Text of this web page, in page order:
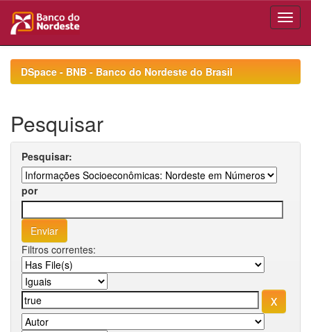
navigationDSpace - BNB - Banco do Nordeste do Brasil
Pesquisar
Pesquisar:
por
Filtros correntes: